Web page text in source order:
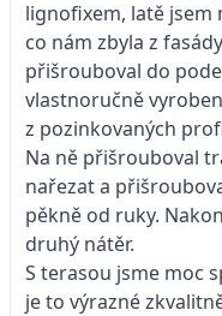
lignofixem, latě jsem
co nám zbyla z
přišrouboval do
vlastnoručně
z pozinkovaných
Na ně přišrouboval
nařezat a
pěkně od ruky.
druhý nátěr.
S terasou jsme moc
je to výrazné